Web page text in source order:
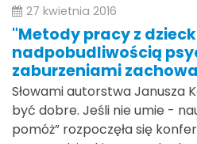
27 kwietnia 2016
"Metody pracy z
nadpobudliwością
zaburzeniami
Słowami autorstwa Janusza
być dobre. Jeśli nie umie -
pomóż” rozpoczęła się